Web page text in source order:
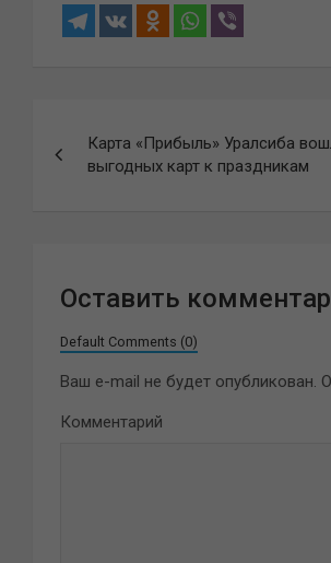
по
Карта «Прибыль» Уралсиба
выгодных карт к праздникам
Оставить
Default Comments (0)
Ваш e-mail не будет опубликован.
Комментарий